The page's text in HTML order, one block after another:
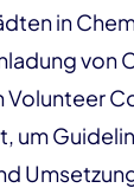
in
von
Volunteer
um